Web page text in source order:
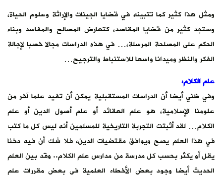
ومثل هذا كثير كما تتبينه في قضايا الجينات والإراثة وعلوم الحياة،
وستجد كثير من قضايا المقاصد، كتعارض المصالح والمفاسد وبناء
الحكم على المصلحة المرسلة،… في هذه الدراسات مجالا خصبا لإجالة
الفكر والنظر وميدانا واسعا للاستنباط والترجيح…
علم الكلام:
وفي ظني أيضا أن الدراسات المستقبلية يمكن أن تفيد علما آخر من
علومنا الإسلامية، هو علم العقائد أو علم أصول الدين أو علم
الكلام… لقد أثبتت التجربة التاريخية للمسلمين أنه ليس كل ما كتب
في هذا العلم يصح ويوافق مقتضيات الدين، فلا شك أن فيه دخنا
يقل أو يكثر بحسب كل مدرسة من مدارس علم الكلام.. وقد بين العلم
الحديث أيضا وجود بعض الأخطاء العلمية في بعض مقررات علم